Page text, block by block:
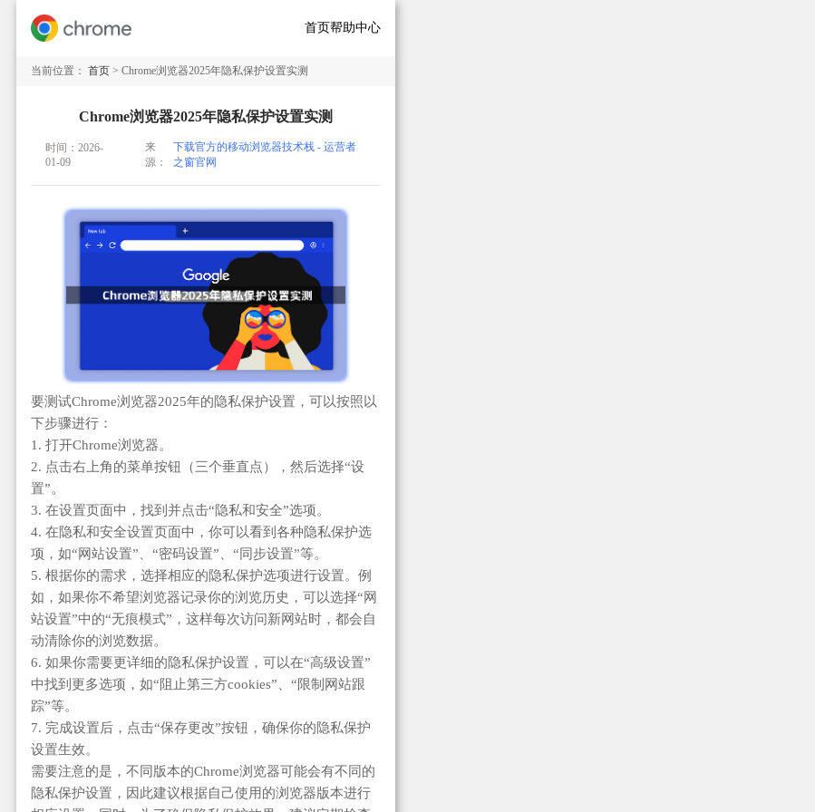
首页帮助中心
当前位置： 首页 > Chrome浏览器2025年隐私保护设置实测
Chrome浏览器2025年隐私保护设置实测
时间：2026-
01-09
来
源：
下载官方的移动浏览器技术栈 - 运营者
之窗官网
要测试Chrome浏览器2025年的隐私保护设置，可以按照以
下步骤进行：
1. 打开Chrome浏览器。
2. 点击右上角的菜单按钮（三个垂直点），然后选择“设
置”。
3. 在设置页面中，找到并点击“隐私和安全”选项。
4. 在隐私和安全设置页面中，你可以看到各种隐私保护选
项，如“网站设置”、“密码设置”、“同步设置”等。
5. 根据你的需求，选择相应的隐私保护选项进行设置。例
如，如果你不希望浏览器记录你的浏览历史，可以选择“网
站设置”中的“无痕模式”，这样每次访问新网站时，都会自
动清除你的浏览数据。
6. 如果你需要更详细的隐私保护设置，可以在“高级设置”
中找到更多选项，如“阻止第三方cookies”、“限制网站跟
踪”等。
7. 完成设置后，点击“保存更改”按钮，确保你的隐私保护
设置生效。
需要注意的是，不同版本的Chrome浏览器可能会有不同的
隐私保护设置，因此建议根据自己使用的浏览器版本进行